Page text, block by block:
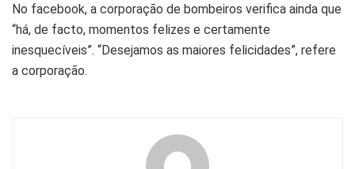
No facebook, a corporação de bombeiros verifica ainda que
“há, de facto, momentos felizes e certamente
inesquecíveis”. “Desejamos as maiores felicidades”, refere
a corporação.